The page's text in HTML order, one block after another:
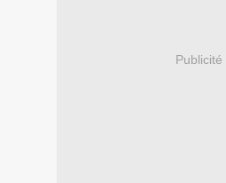
Publicité